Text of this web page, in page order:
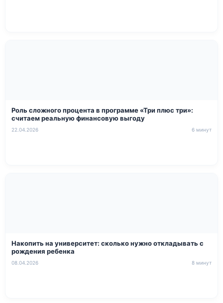
Роль сложного процента в программе «Три плюс три»:
считаем реальную финансовую выгоду
22.04.2026 6 минут
Накопить на университет: сколько нужно откладывать с
рождения ребенка
08.04.2026 8 минут